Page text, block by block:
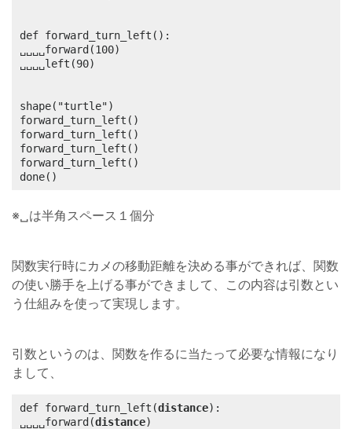
def forward_turn_left():
␣␣␣␣forward(100)
␣␣␣␣left(90)
shape("turtle")
forward_turn_left()
forward_turn_left()
forward_turn_left()
forward_turn_left()
done()
※␣は半角スペース１個分
関数実行時にカメの移動距離を決める事ができれば、関数
の使い勝手を上げる事ができまして、この内容は引数とい
う仕組みを使って実現します。
引数というのは、関数を作るに当たって必要な情報になり
まして、
def forward_turn_left(distance):
␣␣␣␣forward(distance)